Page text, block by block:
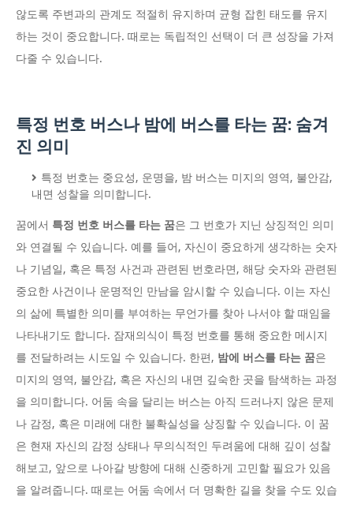
않도록 주변과의 관계도 적절히 유지하며 균형 잡힌 태도를 유지
하는 것이 중요합니다. 때로는 독립적인 선택이 더 큰 성장을 가져
다줄 수 있습니다.
특정 번호 버스나 밤에 버스를 타는 꿈: 숨겨
진 의미
특정 번호는 중요성, 운명을, 밤 버스는 미지의 영역, 불안감,
내면 성찰을 의미합니다.
꿈에서 특정 번호 버스를 타는 꿈은 그 번호가 지닌 상징적인 의미
와 연결될 수 있습니다. 예를 들어, 자신이 중요하게 생각하는 숫자
나 기념일, 혹은 특정 사건과 관련된 번호라면, 해당 숫자와 관련된
중요한 사건이나 운명적인 만남을 암시할 수 있습니다. 이는 자신
의 삶에 특별한 의미를 부여하는 무언가를 찾아 나서야 할 때임을
나타내기도 합니다. 잠재의식이 특정 번호를 통해 중요한 메시지
를 전달하려는 시도일 수 있습니다. 한편, 밤에 버스를 타는 꿈은
미지의 영역, 불안감, 혹은 자신의 내면 깊숙한 곳을 탐색하는 과정
을 의미합니다. 어둠 속을 달리는 버스는 아직 드러나지 않은 문제
나 감정, 혹은 미래에 대한 불확실성을 상징할 수 있습니다. 이 꿈
은 현재 자신의 감정 상태나 무의식적인 두려움에 대해 깊이 성찰
해보고, 앞으로 나아갈 방향에 대해 신중하게 고민할 필요가 있음
을 알려줍니다. 때로는 어둠 속에서 더 명확한 길을 찾을 수도 있습